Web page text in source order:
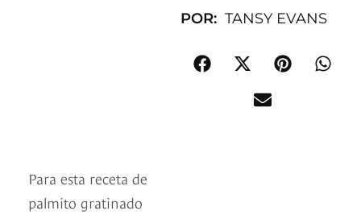
POR: TANSY EVANS
Para esta receta de
palmito gratinado